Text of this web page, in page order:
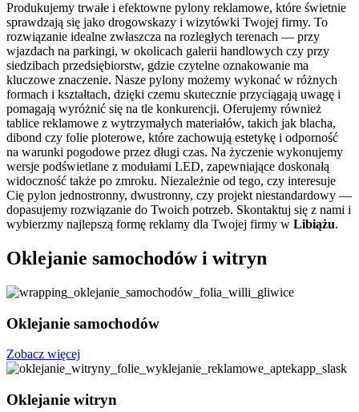
Produkujemy trwałe i efektowne pylony reklamowe, które świetnie
sprawdzają się jako drogowskazy i wizytówki Twojej firmy. To
rozwiązanie idealne zwłaszcza na rozległych terenach — przy
wjazdach na parkingi, w okolicach galerii handlowych czy przy
siedzibach przedsiębiorstw, gdzie czytelne oznakowanie ma
kluczowe znaczenie. Nasze pylony możemy wykonać w różnych
formach i kształtach, dzięki czemu skutecznie przyciągają uwagę i
pomagają wyróżnić się na tle konkurencji. Oferujemy również
tablice reklamowe z wytrzymałych materiałów, takich jak blacha,
dibond czy folie ploterowe, które zachowują estetykę i odporność
na warunki pogodowe przez długi czas. Na życzenie wykonujemy
wersje podświetlane z modułami LED, zapewniające doskonałą
widoczność także po zmroku. Niezależnie od tego, czy interesuje
Cię pylon jednostronny, dwustronny, czy projekt niestandardowy —
dopasujemy rozwiązanie do Twoich potrzeb. Skontaktuj się z nami i
wybierzmy najlepszą formę reklamy dla Twojej firmy w Libiążu.
Oklejanie samochodów i witryn
Oklejanie samochodów
Zobacz więcej
Oklejanie witryn